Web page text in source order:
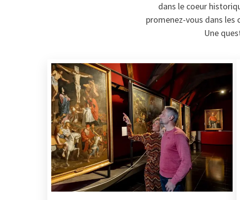
dans le coeur
promenez-vous dans les
Une